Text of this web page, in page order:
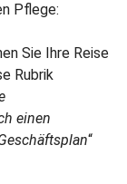
Pflege:
Sie Ihre Reise
Rubrik
einen
“